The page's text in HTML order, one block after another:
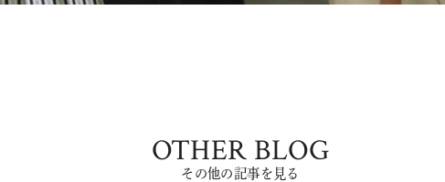
OTHER BLOG
その他の記事を見る